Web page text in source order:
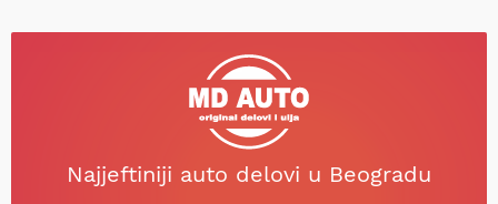
Najjeftiniji auto delovi u Beogradu